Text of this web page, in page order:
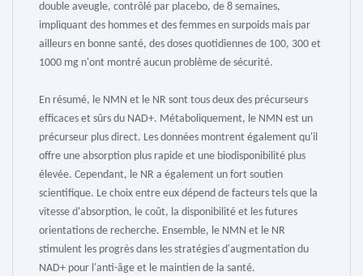
double aveugle, contrôlé par placebo, de 8 semaines,
impliquant des hommes et des femmes en surpoids mais par
ailleurs en bonne santé, des doses quotidiennes de 100, 300 et
1000 mg n'ont montré aucun problème de sécurité.
En résumé, le NMN et le NR sont tous deux des précurseurs
efficaces et sûrs du NAD+. Métaboliquement, le NMN est un
précurseur plus direct. Les données montrent également qu'il
offre une absorption plus rapide et une biodisponibilité plus
élevée. Cependant, le NR a également un fort soutien
scientifique. Le choix entre eux dépend de facteurs tels que la
vitesse d'absorption, le coût, la disponibilité et les futures
orientations de recherche. Ensemble, le NMN et le NR
stimulent les progrès dans les stratégies d'augmentation du
NAD+ pour l'anti-âge et le maintien de la santé.